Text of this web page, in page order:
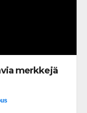
merkkejä